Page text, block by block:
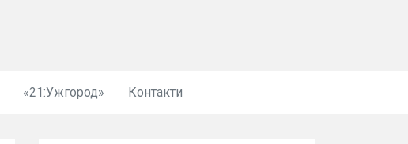
«21:Ужгород» Контакти